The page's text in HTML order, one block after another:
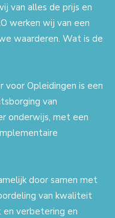
van alles de prijs en
werken wij van een
waarderen. Wat is de
voor Opleidingen is een
van
onderwijs, met een
door samen met
van kwaliteit
en verbetering en